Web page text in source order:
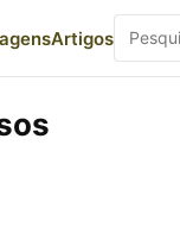
Artigos